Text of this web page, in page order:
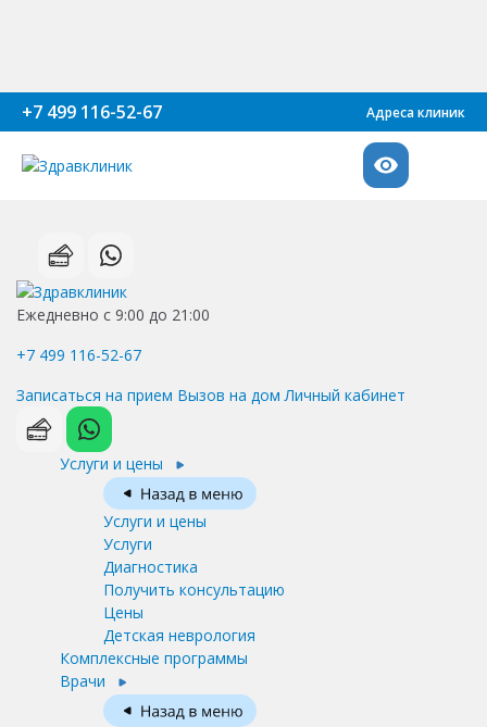
+7 499 116-52-67 Адреса клиник
Ежедневно с 9:00 до 21:00
+7 499 116-52-67
Записаться на прием Вызов на дом Личный кабинет
Услуги и цены
Услуги и цены
Услуги
Диагностика
Получить консультацию
Цены
Детская неврология
Комплексные программы
Врачи